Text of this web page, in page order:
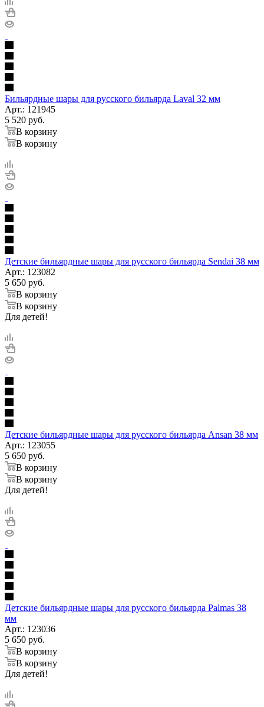
Бильярдные шары для русского бильярда Laval 32 мм
Арт.: 121945
5 520 руб.
В корзину
В корзину
Детские бильярдные шары для русского бильярда Sendai 38 мм
Арт.: 123082
5 650 руб.
В корзину
В корзину
Для детей!
Детские бильярдные шары для русского бильярда Ansan 38 мм
Арт.: 123055
5 650 руб.
В корзину
В корзину
Для детей!
Детские бильярдные шары для русского бильярда Palmas 38
мм
Арт.: 123036
5 650 руб.
В корзину
В корзину
Для детей!